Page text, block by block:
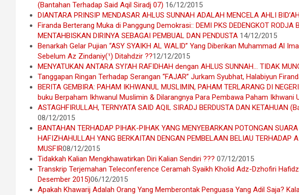
(Bantahan Terhadap Said Aqil Siradj 07) 16/12/2015
DIANTARA PRINSIP MENDASAR AHLUS SUNNAH ADALAH MENCELA AHLI BID’AH
Firanda Berterang Muka di Panggung Demokrasi:: DEMI PKS DEDENGKOT RODJA
MENTAHBISKAN DIRINYA SEBAGAI PEMBUAL DAN PENDUSTA 14/12/2015
Benarkah Gelar Pujian “ASY SYAIKH AL WALID” Yang Diberikan Muhammad Al
Sebelum Az Zindaniy(¹) Ditahdzir ??12/12/2015
MENYATUKAN ANTARA SYI’AH RAFIDHAH dengan AHLUS SUNNAH… TIDAK
Tanggapan Ringan Terhadap Serangan “FAJAR” Jurkam Syubhat, Halabiyun
BERITA GEMBIRA: PAHAM IKHWANUL MUSLIMIN, PAHAM TERLARANG DI
buku Berpaham Ikhwanul Muslimin & Dilarangnya Para Pembawa Paham Ikhwani
ASTAGHFIRULLAH, TERNYATA SAID AQIL SIRADJ BERDUSTA DAN KETAHUAN
08/12/2015
BANTAHAN TERHADAP PIHAK-PIHAK YANG MENYEBARKAN POTONGAN
HAFIZHAHULLAH YANG BERKAITAN DENGAN PEMBELAAN BELIAU TERHADAP
MUSFIR08/12/2015
Tidakkah Kalian Mengkhawatirkan Diri Kalian Sendiri ??? 07/12/2015
Transkrip Terjemahan Teleconference Ceramah Syaikh Kholid Adz-Dzhofiri
Desember 2015)06/12/2015
Apakah Khawarij Adalah Orang Yang Memberontak Penguasa Yang Adil Saja?